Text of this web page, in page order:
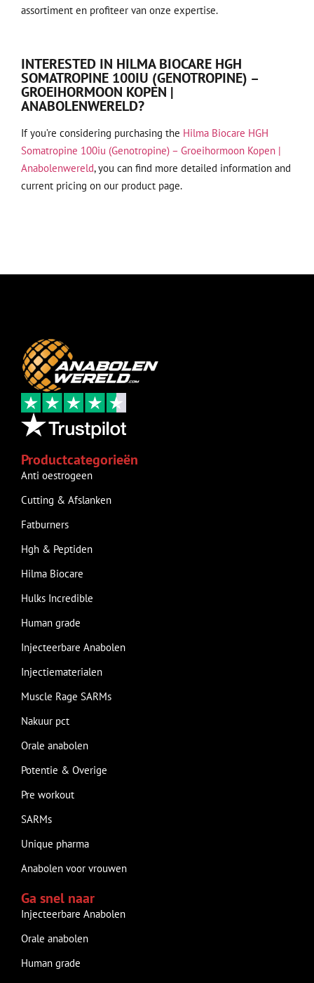
assortiment en profiteer van onze expertise.
INTERESTED IN HILMA BIOCARE HGH
SOMATROPINE 100IU (GENOTROPINE) –
GROEIHORMOON KOPEN |
ANABOLENWERELD?
If you’re considering purchasing the Hilma Biocare HGH
Somatropine 100iu (Genotropine) – Groeihormoon Kopen |
Anabolenwereld, you can find more detailed information and
current pricing on our product page.
Productcategorieën
Anti oestrogeen
Cutting & Afslanken
Fatburners
Hgh & Peptiden
Hilma Biocare
Hulks Incredible
Human grade
Injecteerbare Anabolen
Injectiematerialen
Muscle Rage SARMs
Nakuur pct
Orale anabolen
Potentie & Overige
Pre workout
SARMs
Unique pharma
Anabolen voor vrouwen
Ga snel naar
Injecteerbare Anabolen
Orale anabolen
Human grade